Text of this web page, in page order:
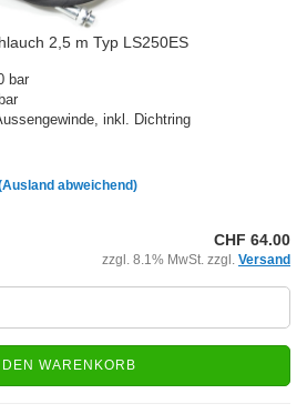
2,5 m Typ LS250ES
bar
inkl. Dichtring
abweichend)
CHF 64.00
zzgl. 8.1% MwSt. zzgl. Versand
DEN WARENKORB